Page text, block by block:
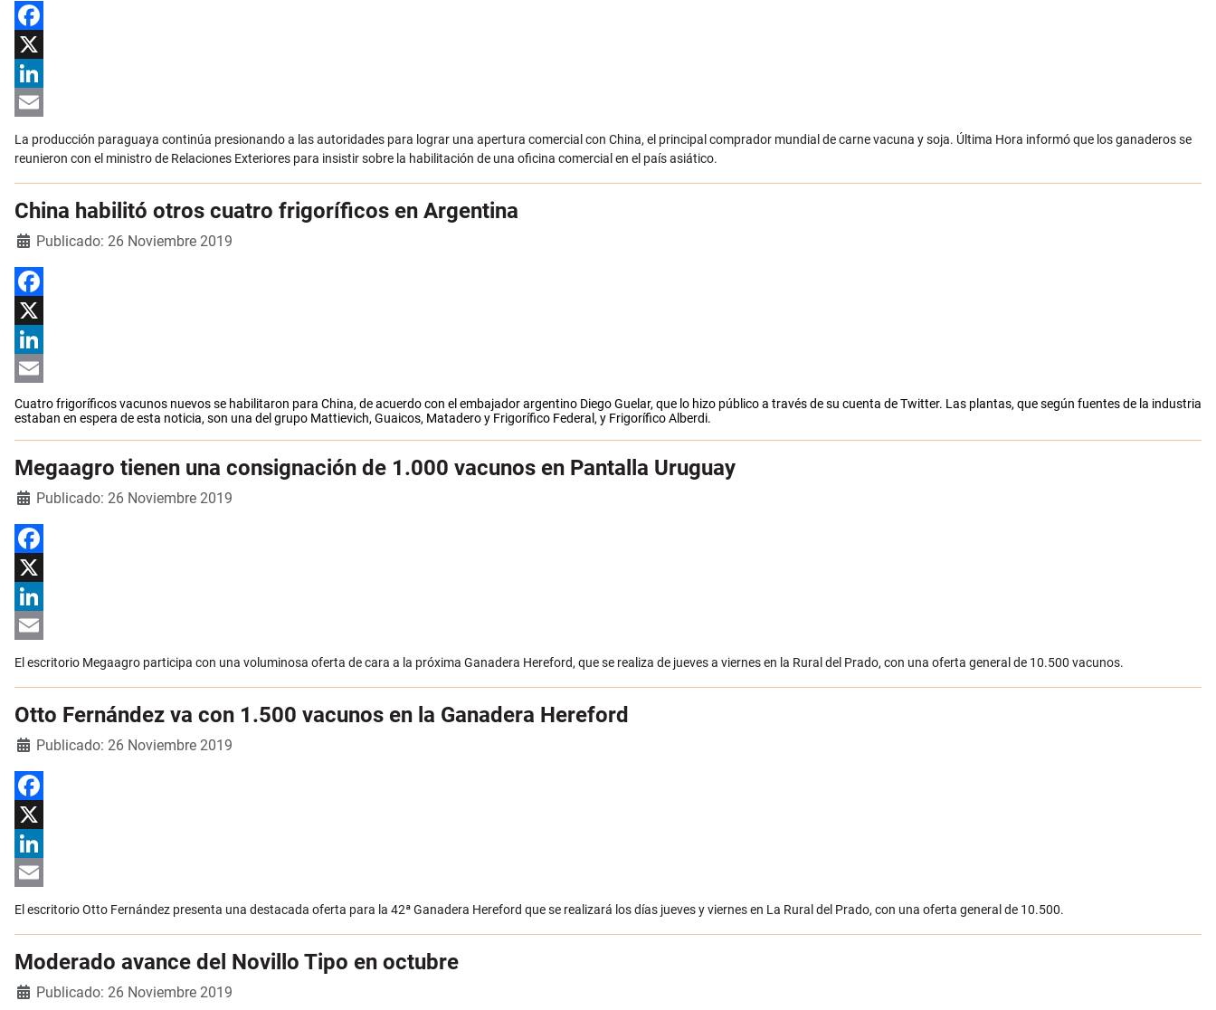
Facebook
X
LinkedIn
La producción paraguaya continúa presionando a las autoridades para lograr una apertura comercial con China, el principal comprador mundial de carne vacuna y soja. Última Hora informó que los ganaderos se
reunieron con el ministro de Relaciones Exteriores para insistir sobre la habilitación de una oficina comercial en el país asiático.
China habilitó otros cuatro frigoríficos en Argentina
DetallesPublicado: 26 Noviembre 2019
Facebook
X
LinkedIn
Email
Cuatro frigoríficos vacunos nuevos se habilitaron para China, de acuerdo con el embajador argentino Diego Guelar, que lo hizo público a través de su cuenta de Twitter. Las plantas, que según fuentes de la industria
estaban en espera de esta noticia, son una del grupo Mattievich, Guaicos, Matadero y Frigorífico Federal, y Frigorífico Alberdi.
Megaagro tienen una consignación de 1.000 vacunos en Pantalla Uruguay
DetallesPublicado: 26 Noviembre 2019
Facebook
X
LinkedIn
Email
El escritorio Megaagro participa con una voluminosa oferta de cara a la próxima Ganadera Hereford, que se realiza de jueves a viernes en la Rural del Prado, con una oferta general de 10.500 vacunos.
Otto Fernández va con 1.500 vacunos en la Ganadera Hereford
DetallesPublicado: 26 Noviembre 2019
Facebook
X
LinkedIn
Email
El escritorio Otto Fernández presenta una destacada oferta para la 42ª Ganadera Hereford que se realizará los días jueves y viernes en La Rural del Prado, con una oferta general de 10.500.
Moderado avance del Novillo Tipo en octubre
DetallesPublicado: 26 Noviembre 2019